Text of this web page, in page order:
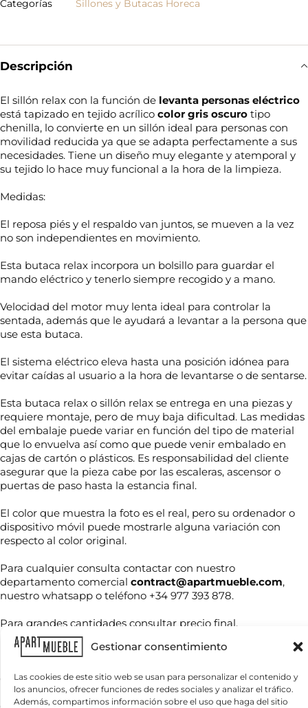
Gestionar consentimiento
Las cookies de este sitio web se usan para personalizar el contenido y
los anuncios, ofrecer funciones de redes sociales y analizar el tráfico.
Además, compartimos información sobre el uso que haga del sitio
Categorías
Sillones y Butacas Horeca
Descripción
El sillón relax con la función de levanta personas eléctrico
está tapizado en tejido acrílico color gris oscuro tipo
chenilla, lo convierte en un sillón ideal para personas con
movilidad reducida ya que se adapta perfectamente a sus
necesidades. Tiene un diseño muy elegante y atemporal y
su tejido lo hace muy funcional a la hora de la limpieza.
Medidas:
El reposa piés y el respaldo van juntos, se mueven a la vez
no son independientes en movimiento.
Esta butaca relax incorpora un bolsillo para guardar el
mando eléctrico y tenerlo siempre recogido y a mano.
Velocidad del motor muy lenta ideal para controlar la
sentada, además que le ayudará a levantar a la persona que
use esta butaca.
El sistema eléctrico eleva hasta una posición idónea para
evitar caídas al usuario a la hora de levantarse o de sentarse.
Esta butaca relax o sillón relax se entrega en una piezas y
requiere montaje, pero de muy baja dificultad. Las medidas
del embalaje puede variar en función del tipo de material
que lo envuelva así como que puede venir embalado en
cajas de cartón o plásticos. Es responsabilidad del cliente
asegurar que la pieza cabe por las escaleras, ascensor o
puertas de paso hasta la estancia final.
El color que muestra la foto es el real, pero su ordenador o
dispositivo móvil puede mostrarle alguna variación con
respecto al color original.
Para cualquier consulta contactar con nuestro
departamento comercial contract@apartmueble.com,
nuestro whatsapp o teléfono +34 977 393 878.
Para grandes cantidades consultar precio final.
El precio de este producto incluye impuestos peninsulares.
entrega revise ante el transportista que la mercancía no ha
llegado dañada, no se aceptaran devoluciones por daños no
N
o
b
e
*
*
R
G
D
T
e
é
o
n
*
C
o
r
e
o
¿